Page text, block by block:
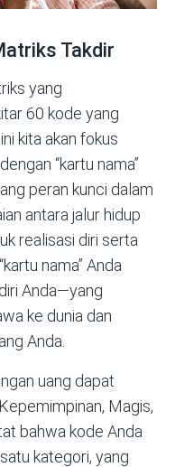
Takdir
yang
60 kode yang
kita akan fokus
“kartu nama”
peran kunci dalam
antara jalur hidup
realisasi diri serta
nama” Anda
Anda—yang
ke dunia dan
Anda.
uang dapat
Magis,
bahwa kode Anda
kategori, yang